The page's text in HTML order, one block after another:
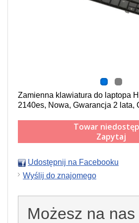
Zamienna klawiatura do laptopa
2140es, Nowa, Gwarancja 2 lata,
Towar
Zapytaj
Udostępnij na Facebooku
Wyślij do znajomego
Możesz na